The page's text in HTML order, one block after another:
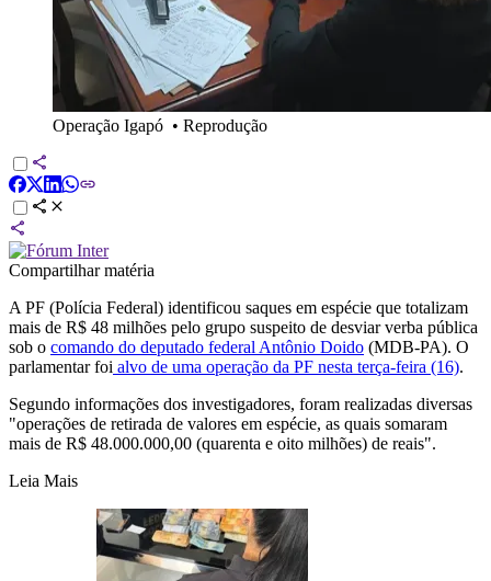
Operação Igapó • Reprodução
Compartilhar matéria
A PF (Polícia Federal) identificou saques em espécie que totalizam
mais de R$ 48 milhões pelo grupo suspeito de desviar verba pública
sob o comando do deputado federal Antônio Doido (MDB-PA). O
parlamentar foi alvo de uma operação da PF nesta terça-feira (16).
Segundo informações dos investigadores, foram realizadas diversas
"operações de retirada de valores em espécie, as quais somaram
mais de R$ 48.000.000,00 (quarenta e oito milhões) de reais".
Leia Mais